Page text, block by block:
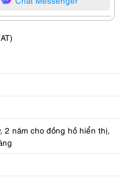
2 năm cho đồng hồ hiển thị,